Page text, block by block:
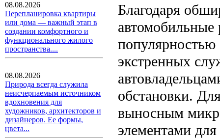
08.08.2026
Перепланировка квартиры
или дома — важный этап в
создании комфортного и
функционального жилого
пространства....
08.08.2026
Природа всегда служила
неисчерпаемым источником
вдохновения для
художников, архитекторов и
дизайнеров. Ее формы,
цвета...
Благодаря
популярностью
экстренных
обстановки.
выносным
элементами